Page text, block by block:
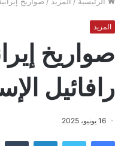
المزيد
صواريخ
رافائيل
16 يونيو، 2025
فيسبوك تويتر لينكدإن